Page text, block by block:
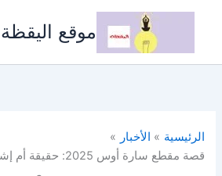
تخطي
موقع اليقظة
الرئيسية
الأخبار
قصة مقطع سارة أوس 2025: حقيقة أم إشاعة؟